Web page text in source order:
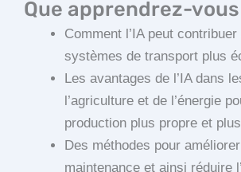
Que apprendrez-
Comment l’IA peut contribuer
systèmes de transport plus
Les avantages de l’IA dans
l’agriculture et de l’énergie
production plus propre et
Des méthodes pour
maintenance et ainsi réduire